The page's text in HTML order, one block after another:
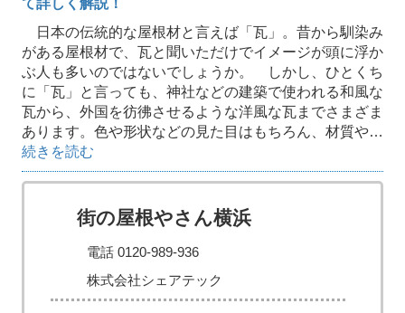
て詳しく解説！
日本の伝統的な屋根材と言えば「瓦」。昔から馴染み
がある屋根材で、瓦と聞いただけでイメージが頭に浮か
ぶ人も多いのではないでしょうか。 しかし、ひとくち
に「瓦」と言っても、神社などの建築で使われる和風な
瓦から、外国を彷彿させるような洋風な瓦までさまざま
あります。色や形状などの見た目はもちろん、材質や…
続きを読む
街の屋根やさん横浜
電話 0120-989-936
株式会社シェアテック